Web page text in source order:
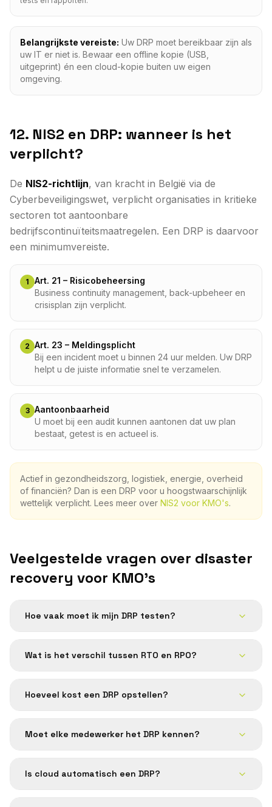
Belangrijkste vereiste: Uw DRP moet bereikbaar zijn als
uw IT er niet is. Bewaar een offline kopie (USB,
uitgeprint) én een cloud-kopie buiten uw eigen
omgeving.
12. NIS2 en DRP: wanneer is het
verplicht?
De NIS2-richtlijn, van kracht in België via de
Cyberbeveiligingswet, verplicht organisaties in kritieke
sectoren tot aantoonbare
bedrijfscontinuïteitsmaatregelen. Een DRP is daarvoor
een minimumvereiste.
1
Art. 21 – Risicobeheersing
Business continuity management, back-upbeheer en
crisisplan zijn verplicht.
2 Art. 23 – Meldingsplicht
Bij een incident moet u binnen 24 uur melden. Uw DRP
helpt u de juiste informatie snel te verzamelen.
3 Aantoonbaarheid
U moet bij een audit kunnen aantonen dat uw plan
bestaat, getest is en actueel is.
Actief in gezondheidszorg, logistiek, energie, overheid
of financiën? Dan is een DRP voor u hoogstwaarschijnlijk
wettelijk verplicht. Lees meer over NIS2 voor KMO's.
Veelgestelde vragen over disaster
recovery voor KMO's
Hoe vaak moet ik mijn DRP testen?
Wat is het verschil tussen RTO en RPO?
Hoeveel kost een DRP opstellen?
Moet elke medewerker het DRP kennen?
Is cloud automatisch een DRP?